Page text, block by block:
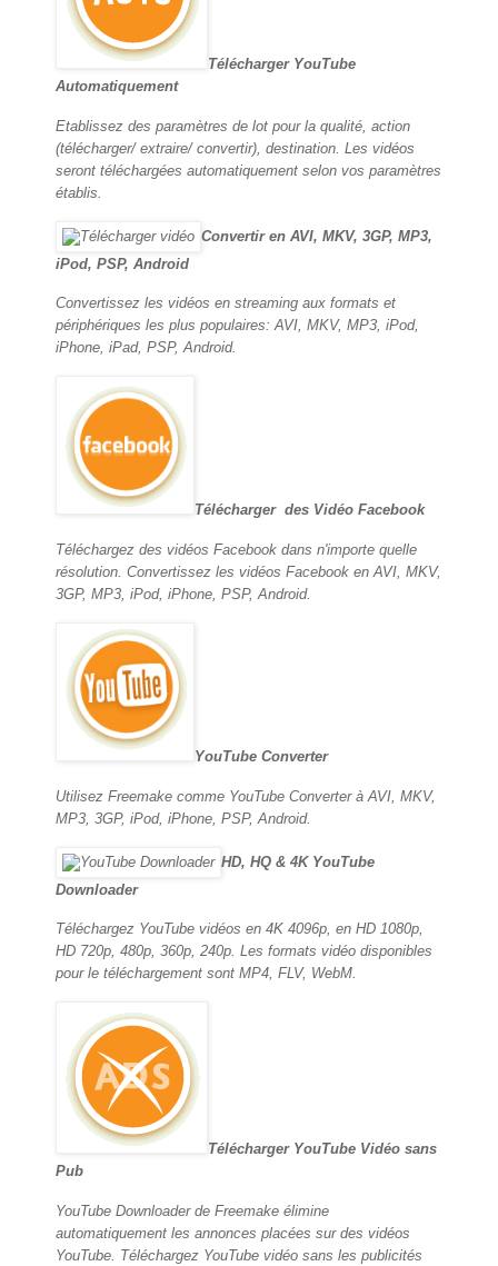
Télécharger YouTube
Automatiquement
Etablissez des paramètres de lot pour la qualité, action
(télécharger/ extraire/ convertir), destination. Les vidéos
seront téléchargées automatiquement selon vos paramètres
établis.
Convertir en AVI, MKV, 3GP, MP3,
iPod, PSP, Android
Convertissez les vidéos en streaming aux formats et
périphériques les plus populaires: AVI, MKV, MP3, iPod,
iPhone, iPad, PSP, Android.
Télécharger des Vidéo Facebook
Téléchargez des vidéos Facebook dans n'importe quelle
résolution. Convertissez les vidéos Facebook en AVI, MKV,
3GP, MP3, iPod, iPhone, PSP, Android.
YouTube Converter
Utilisez Freemake comme YouTube Converter à AVI, MKV,
MP3, 3GP, iPod, iPhone, PSP, Android.
HD, HQ & 4K YouTube
Downloader
Téléchargez YouTube vidéos en 4K 4096p, en HD 1080p,
HD 720p, 480p, 360p, 240p. Les formats vidéo disponibles
pour le téléchargement sont MP4, FLV, WebM.
Télécharger YouTube Vidéo sans
Pub
YouTube Downloader de Freemake élimine
automatiquement les annonces placées sur des vidéos
YouTube. Téléchargez YouTube vidéo sans les publicités